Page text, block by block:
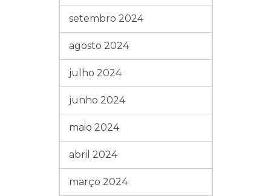
setembro 2024
agosto 2024
julho 2024
junho 2024
maio 2024
abril 2024
março 2024